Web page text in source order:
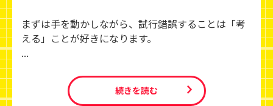
まずは手を動かしながら、試行錯誤することは「考
える」ことが好きになります。
...
続きを読む